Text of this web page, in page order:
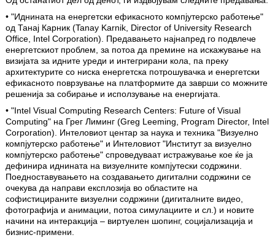
• "Иднината на енергетски ефикасното компјутерско работење"
од Танај Карник (Tanay Karnik, Director of University Research
Office, Intel Corporation). Предавањето најнапред гo подвлече
енергетскиот проблем, за потоа да премине на искажување на
визијата за идните уреди и интегрирани кола, па преку
архитектурите со ниска енергетска потрошувачка и енергетски
ефикасното поврзување на платформите да заврши со можните
решенија за собирање и исползување на енергијата.
• "Intel Visual Computing Research Centers: Future of Visual
Computing" на Грег Лиминг (Greg Leeming, Program Director, Intel
Corporation). Интеловиот центар за наука и техника "Визуелно
компјутерско работење" и Интеловиот "Институт за визуелно
компјутерско работење" спроведуваат истражување кое ќе ја
дефинира иднината на визуелните компјутески содржини.
Поедноставувањето на создавањето дигитални содржини се
очекува да направи експлозија во областите на
софистицираните визуелни содржини (дигиталните видео,
фотографија и анимации, потоа симулациите и сл.) и новите
начини на интеракција – виртуелен шопинг, социјализација и
бизнис-примени.